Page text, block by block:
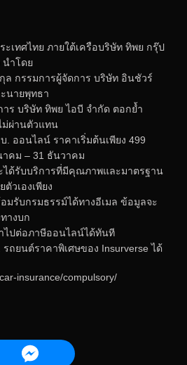
ะเทศไทย ภายใต้เครือบริษัท ทิพย กรุ๊ป
ำโดย
กรรมการผู้จัดการ บริษัท อินชัวร์
นายพุทธา
ร บริษัท ทิพย ไอบี จำกัด ตอกย้ำ
ม่ผ่านตัวแทน
. ออนไลน์ ราคาเริ่มต้นเพียง 499
คม – 31 ธันวาคม
ได้รับบริการที่มีคุณภาพและมาตรฐาน
วเองเพียง
รับกรมธรรม์ได้ทางอีเมล ข้อมูลจะ
างบก
ไปต่อภาษีออนไลน์ได้ทันที
ถยนต์ราคาพิเศษของ Insurverse ได้
insurance/compulsory/